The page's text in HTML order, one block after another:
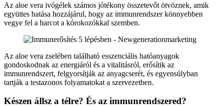
Az aloe vera ivógélek számos jótékony összetevőt ötvöznek, amik
együttes hatása hozzájárul, hogy az immunrendszer könnyebben
vegye fel a harcot a kórokozókkal szemben.
Az aloe vera zselében található esszenciális hatóanyagok
gondoskodnak az energiáról és a vitalitásról, erősítik az
immunrendszert, felgyorsítják az anyagcserét, és egyensúlyban
tartják a testazonos folyamatokat a szervezetben.
Készen állsz a télre? És az immunrendszered?